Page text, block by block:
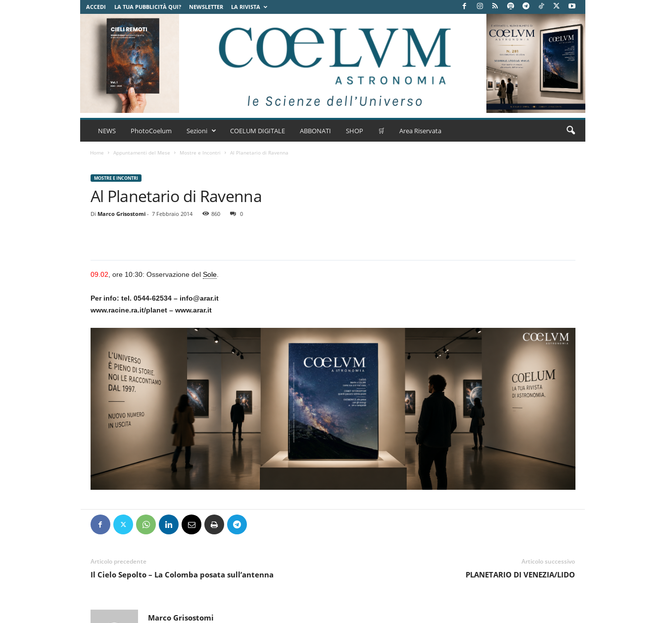
ACCEDI LA TUA PUBBLICITÀ QUI? NEWSLETTER LA RIVISTA
C
t
a
NEWS PhotoCoelum Sezioni COELUM DIGITALE ABBONATI SHOP 🛒 Area Riservata
Home Appuntamenti del Mese Mostre e Incontri Al Planetario di Ravenna
MOSTRE E INCONTRI
Al Planetario di Ravenna
Di Marco Grisostomi- 7 Febbraio 2014 860 0
09.02 , ore 10:30: Osservazione del Sole.
Per info: tel. 0544-62534 – info@arar.it
www.racine.ra.it/planet – www.arar.it
Articolo precedente
Il Cielo Sepolto – La Colomba posata sull’antenna
Articolo successivo
PLANETARIO DI VENEZIA/LIDO
Marco Grisostomi